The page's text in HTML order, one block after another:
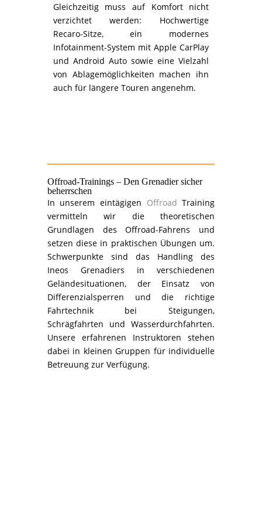
Gleichzeitig muss auf Komfort nicht
verzichtet werden: Hochwertige
Recaro-Sitze, ein modernes
Infotainment-System mit Apple CarPlay
und Android Auto sowie eine Vielzahl
von Ablagemöglichkeiten machen ihn
auch für längere Touren angenehm.
Offroad-Trainings – Den Grenadier sicher
beherrschen
In unserem eintägigen Offroad Training
vermitteln wir die theoretischen
Grundlagen des Offroad-Fahrens und
setzen diese in praktischen Übungen um.
Schwerpunkte sind das Handling des
Ineos Grenadiers in verschiedenen
Geländesituationen, der Einsatz von
Differenzialsperren und die richtige
Fahrtechnik bei Steigungen,
Schrägfahrten und Wasserdurchfahrten.
Unsere erfahrenen Instruktoren stehen
dabei in kleinen Gruppen für individuelle
Betreuung zur Verfügung.